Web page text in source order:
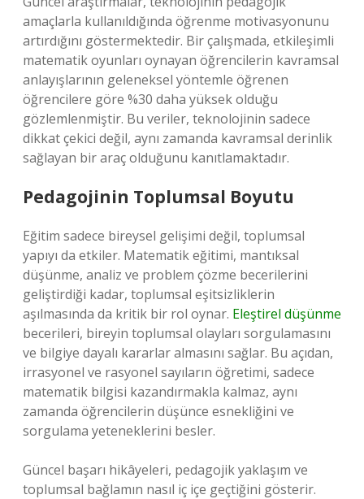
amaçlarla kullanıldığında öğrenme motivasyonunu
artırdığını göstermektedir. Bir çalışmada, etkileşimli
matematik oyunları oynayan öğrencilerin kavramsal
anlayışlarının geleneksel yöntemle öğrenen
öğrencilere göre %30 daha yüksek olduğu
gözlemlenmiştir. Bu veriler, teknolojinin sadece
dikkat çekici değil, aynı zamanda kavramsal derinlik
sağlayan bir araç olduğunu kanıtlamaktadır.
Pedagojinin Toplumsal Boyutu
Eğitim sadece bireysel gelişimi değil, toplumsal
yapıyı da etkiler. Matematik eğitimi, mantıksal
düşünme, analiz ve problem çözme becerilerini
geliştirdiği kadar, toplumsal eşitsizliklerin
aşılmasında da kritik bir rol oynar. Eleştirel düşünme
becerileri, bireyin toplumsal olayları sorgulamasını
ve bilgiye dayalı kararlar almasını sağlar. Bu açıdan,
irrasyonel ve rasyonel sayıların öğretimi, sadece
matematik bilgisi kazandırmakla kalmaz, aynı
zamanda öğrencilerin düşünce esnekliğini ve
sorgulama yeteneklerini besler.
Güncel başarı hikâyeleri, pedagojik yaklaşım ve
toplumsal bağlamın nasıl iç içe geçtiğini gösterir.